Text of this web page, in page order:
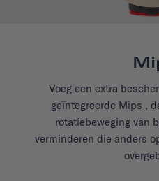
Voeg een extra
geïntegreerde Mips ,
rotatiebeweging van
verminderen die anders